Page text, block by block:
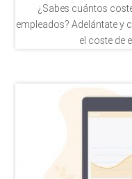
¿Sabes cuántos
empleados? Adelántate y
el coste de